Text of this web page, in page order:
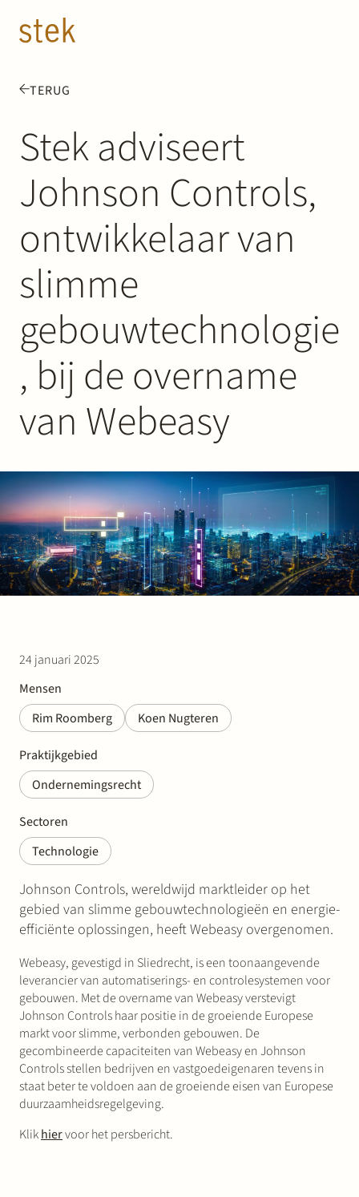
TERUG
Stek adviseert
Johnson Controls,
ontwikkelaar van
slimme
gebouwtechnologie
, bij de overname
van Webeasy
24 januari 2025
Mensen
Rim Roomberg
Koen Nugteren
Praktijkgebied
Ondernemingsrecht
Sectoren
Technologie
Johnson Controls, wereldwijd marktleider op het
gebied van slimme gebouwtechnologieën en energie-
efficiënte oplossingen, heeft Webeasy overgenomen.
Webeasy, gevestigd in Sliedrecht, is een toonaangevende
leverancier van automatiserings- en controlesystemen voor
gebouwen. Met de overname van Webeasy verstevigt
Johnson Controls haar positie in de groeiende Europese
markt voor slimme, verbonden gebouwen. De
gecombineerde capaciteiten van Webeasy en Johnson
Controls stellen bedrijven en vastgoedeigenaren tevens in
staat beter te voldoen aan de groeiende eisen van Europese
duurzaamheidsregelgeving.
Klikhiervoor het persbericht.
Mensen
Expertise
Over ons
Track record
News & Insights
Contact
Werken bij Stek
Partner